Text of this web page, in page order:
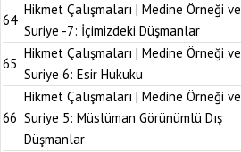
64
Hikmet Çalışmaları | Medine Örneği ve
Suriye -7: İçimizdeki Düşmanlar
65
Hikmet Çalışmaları | Medine Örneği ve
Suriye 6: Esir Hukuku
66
Hikmet Çalışmaları | Medine Örneği ve
Suriye 5: Müslüman Görünümlü Dış
Düşmanlar